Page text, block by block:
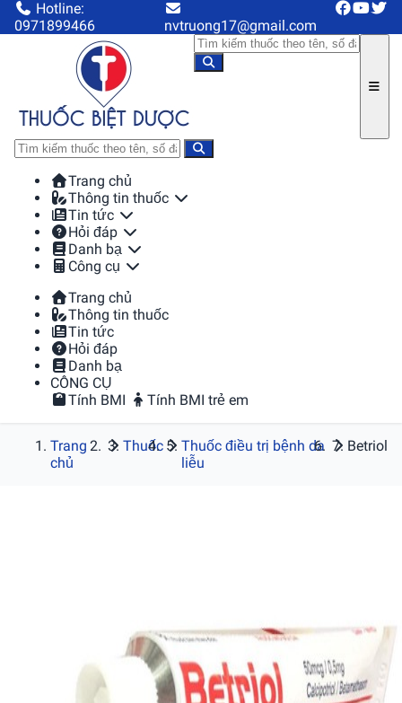
Hotline:
0971899466
nvtruong17@gmail.com
Trang chủ
Thông tin thuốc
Tin tức
Hỏi đáp
Danh bạ
Công cụ
Trang chủ
Thông tin thuốc
Tin tức
Hỏi đáp
Danh bạ
CÔNG CỤ
Tính BMI
Tính BMI trẻ em
Trang
chủ
Thuốc
Thuốc điều trị bệnh da
liễu
Betriol